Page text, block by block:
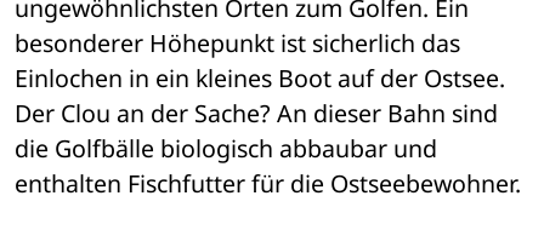
ungewöhnlichsten Orten zum Golfen. Ein
besonderer Höhepunkt ist sicherlich das
Einlochen in ein kleines Boot auf der Ostsee.
Der Clou an der Sache? An dieser Bahn sind
die Golfbälle biologisch abbaubar und
enthalten Fischfutter für die Ostseebewohner.